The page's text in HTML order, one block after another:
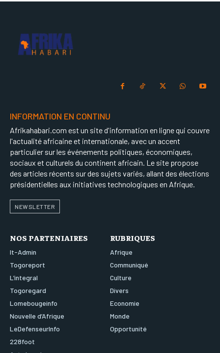
INFORMATION EN CONTINU
Afrikahabari.com est un site d'information en ligne qui couvre
l'actualité africaine et internationale, avec un accent
particulier sur les événements politiques, économiques,
sociaux et culturels du continent africain. Le site propose
des articles récents sur des sujets variés, allant des élections
présidentielles aux initiatives technologiques en Afrique.
NEWSLETTER
NOS PARTENIAIRES
It-Admin
Togoreport
L’integral
Togoregard
Lomebougeinfo
Nouvelle d’Afrique
LeDefenseurInfo
228foot
RUBRIQUES
Afrique
Communiqué
Culture
Divers
Economie
Monde
Opportunité